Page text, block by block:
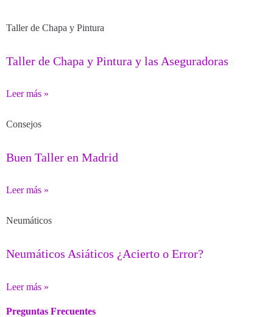
Taller de Chapa y Pintura
Taller de Chapa y Pintura y las Aseguradoras
Leer más »
Consejos
Buen Taller en Madrid
Leer más »
Neumáticos
Neumáticos Asiáticos ¿Acierto o Error?
Leer más »
Preguntas Frecuentes